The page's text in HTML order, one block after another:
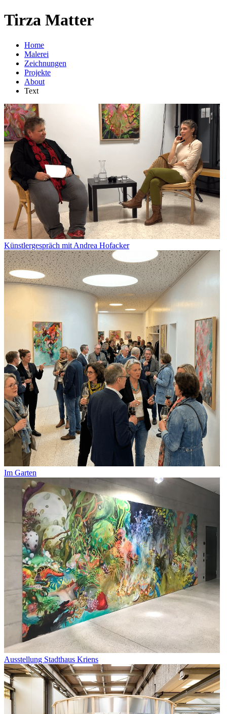
Tirza Matter
Home
Malerei
Zeichnungen
Projekte
About
Text
Künstlergespräch mit Andrea Hofacker
Im Garten
Ausstellung Stadthaus Kriens